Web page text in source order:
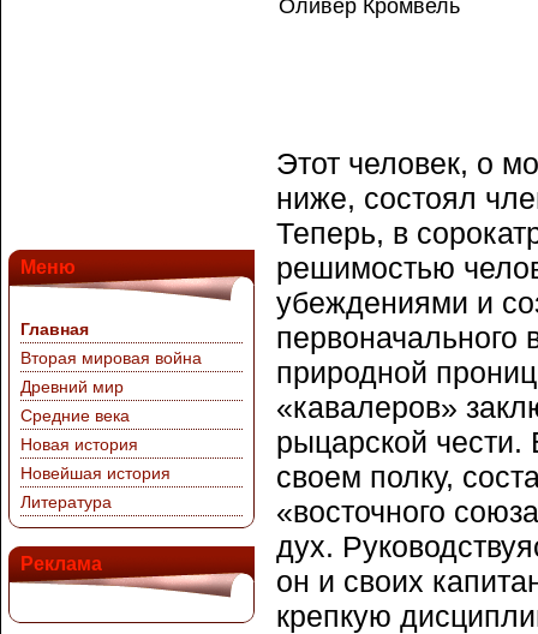
Меню
Главная
Вторая мировая война
Древний мир
Средние века
Новая история
Новейшая история
Литература
Реклама
Оливер Кромвель
Этот человек, о
ниже, состоял
Теперь, в
решимостью
убеждениями и
первоначального
природной
«кавалеров»
рыцарской чести.
своем полку,
«восточного
дух.
он и своих
крепкую